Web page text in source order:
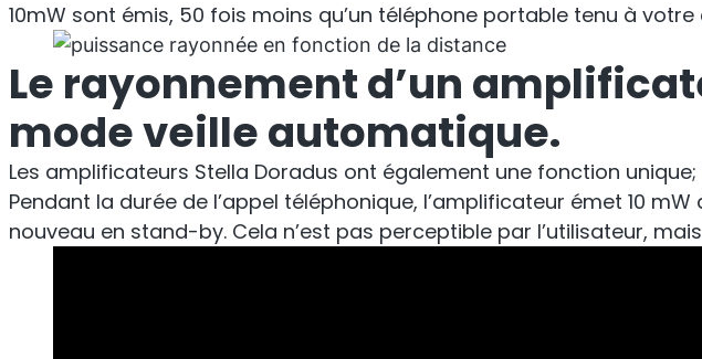
Sentinel
Octo Repeater
Royaume-Uni et Irlande.
10mW sont émis, 50 fois moins qu’un téléphone portable tenu à
Le rayonnement d’un
mode veille automatique.
Les amplificateurs Stella Doradus ont également une fonction
Pendant la durée de l’appel téléphonique, l’amplificateur émet 10
nouveau en stand-by. Cela n’est pas perceptible par l’utilisateur,